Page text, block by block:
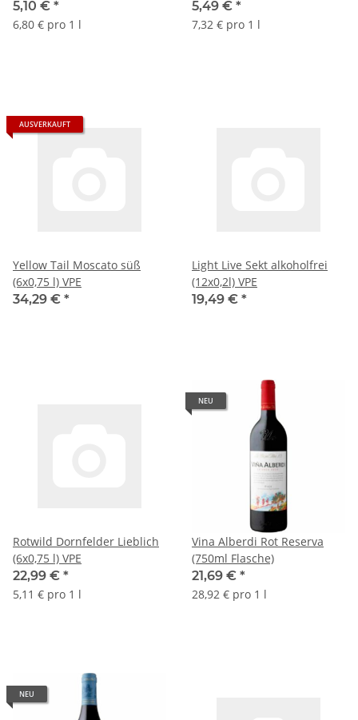
Flasche)
5,10 € *
6,80 € pro 1 l
Flasche)
5,49 € *
7,32 € pro 1 l
AUSVERKAUFT
Yellow Tail Moscato süß
(6x0,75 l) VPE
34,29 € *
Light Live Sekt alkoholfrei
(12x0,2l) VPE
19,49 € *
Rotwild Dornfelder Lieblich
(6x0,75 l) VPE
22,99 € *
5,11 € pro 1 l
NEU
Vina Alberdi Rot Reserva
(750ml Flasche)
21,69 € *
28,92 € pro 1 l
NEU